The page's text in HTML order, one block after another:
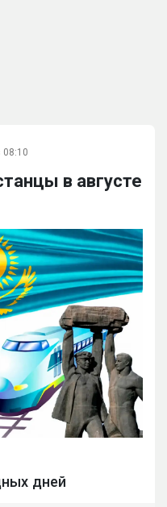
08:10
в августе
дней